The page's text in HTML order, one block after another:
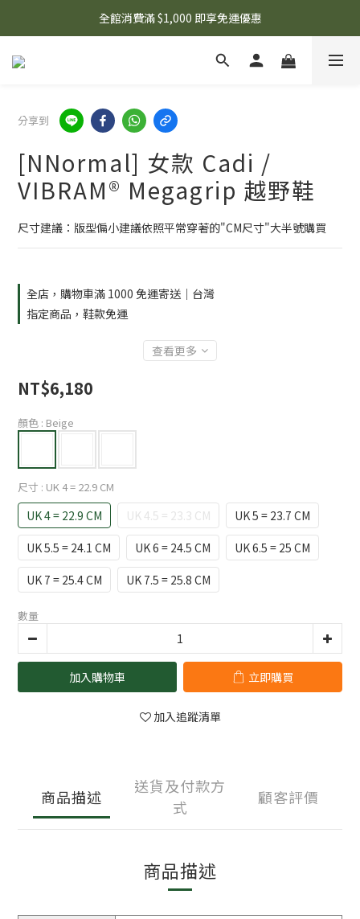
🌟 想知道現在有什麼優惠嗎？ 點擊查看最新優惠！
全館消費滿 $1,000 即享免運優惠
🌟 想知道現在有什麼優惠嗎？ 點擊查看最新優惠！
分享到
[NNormal] 女款 Cadi /
VIBRAM® Megagrip 越野鞋
尺寸建議：版型偏小建議依照平常穿著的"CM尺寸"大半號購買
全店，購物車滿 1000 免運寄送｜台灣
指定商品，鞋款免運
查看更多
NT$6,180
顏色 : Beige
尺寸 : UK 4 = 22.9 CM
UK 4 = 22.9 CM UK 4.5 = 23.3 CM
UK 5 = 23.7 CM
UK 5.5 = 24.1 CM
UK 6 = 24.5 CM
UK 6.5 = 25 CM
UK 7 = 25.4 CM
UK 7.5 = 25.8 CM
數量
加入購物車 立即購買
加入追蹤清單
商品描述
送貨及付款方
式
顧客評價
商品描述